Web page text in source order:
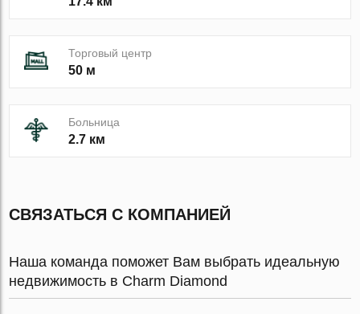
Торговый центр
50 м
Больница
2.7 км
СВЯЗАТЬСЯ С КОМПАНИЕЙ
Наша команда поможет Вам выбрать идеальную
недвижимость в Charm Diamond